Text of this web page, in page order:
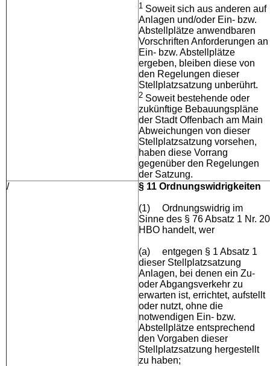
1 Soweit sich aus anderen auf
Anlagen und/oder Ein- bzw.
Abstellplätze anwendbaren
Vorschriften Anforderungen an
Ein- bzw. Abstellplätze
ergeben, bleiben diese von
den Regelungen dieser
Stellplatzsatzung unberührt.
2 Soweit bestehende oder
zukünftige Bebauungspläne
der Stadt Offenbach am Main
Abweichungen von dieser
Stellplatzsatzung vorsehen,
haben diese Vorrang
gegenüber den Regelungen
der Satzung.
/
§ 11 Ordnungswidrigkeiten
(1)
Ordnungswidrig im
Sinne des § 76 Absatz 1 Nr. 20
HBO handelt, wer
(a)
entgegen § 1 Absatz 1
dieser Stellplatzsatzung
Anlagen, bei denen ein Zu-
oder Abgangsverkehr zu
erwarten ist, errichtet, aufstellt
oder nutzt, ohne die
notwendigen Ein- bzw.
Abstellplätze entsprechend
den Vorgaben dieser
Stellplatzsatzung hergestellt
zu haben;